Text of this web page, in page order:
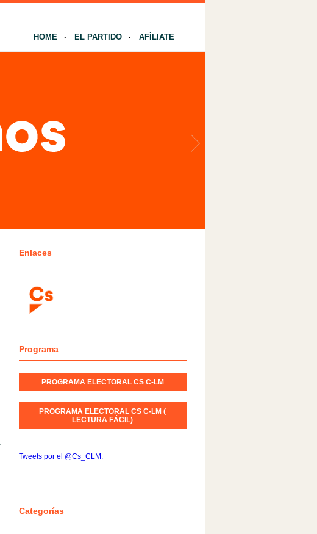
HOME EL PARTIDO AFÍLIATE
Enlaces
Programa
PROGRAMA ELECTORAL CS C-LM
PROGRAMA ELECTORAL CS C-LM (
LECTURA FÁCIL)
Tweets por el @Cs_CLM.
Categorías